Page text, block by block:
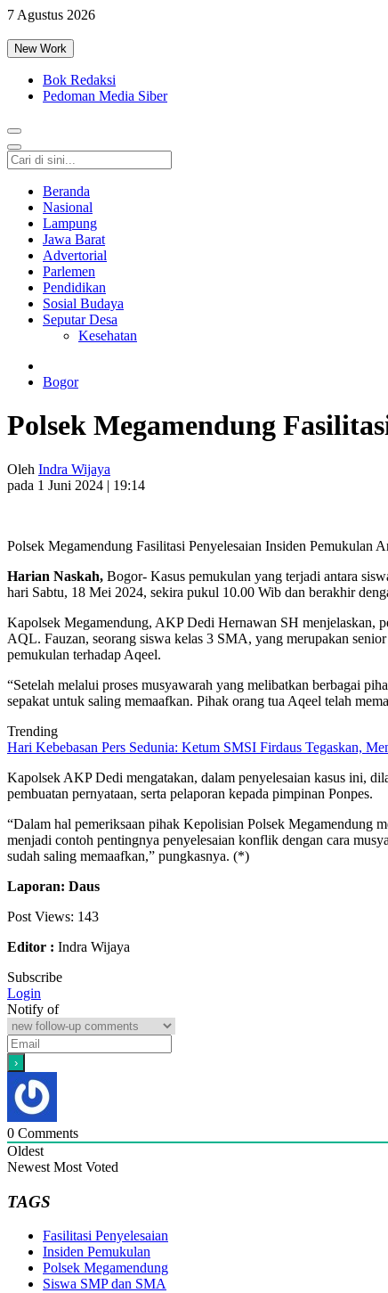
7 Agustus 2026
New Work
Bok Redaksi
Pedoman Media Siber
Beranda
Nasional
Lampung
Jawa Barat
Advertorial
Parlemen
Pendidikan
Sosial Budaya
Seputar Desa
Kesehatan
Bogor
Polsek Megamendung
Oleh Indra Wijaya
pada 1 Juni 2024 | 19:14
Polsek Megamendung Fasilitasi Penyelesaian Insiden Pemukulan
Harian Naskah, Bogor- Kasus pemukulan yang terjadi antara
hari Sabtu, 18 Mei 2024, sekira pukul 10.00 Wib dan berakhir
Kapolsek Megamendung, AKP Dedi Hernawan SH menjelaskan,
AQL. Fauzan, seorang siswa kelas 3 SMA, yang merupakan
pemukulan terhadap Aqeel.
“Setelah melalui proses musyawarah yang melibatkan berbagai
sepakat untuk saling memaafkan. Pihak orang tua Aqeel telah
Trending
Hari Kebebasan Pers Sedunia: Ketum SMSI Firdaus Tegaskan,
Kapolsek AKP Dedi mengatakan, dalam penyelesaian kasus ini,
pembuatan pernyataan, serta pelaporan kepada pimpinan Ponpes.
“Dalam hal pemeriksaan pihak Kepolisian Polsek Megamendung
menjadi contoh pentingnya penyelesaian konflik dengan cara
sudah saling memaafkan,” pungkasnya. (*)
Laporan: Daus
Post Views: 143
Editor : Indra Wijaya
Subscribe
Login
Notify of
0 Comments
Oldest
Newest Most Voted
TAGS
Fasilitasi Penyelesaian
Insiden Pemukulan
Polsek Megamendung
Siswa SMP dan SMA